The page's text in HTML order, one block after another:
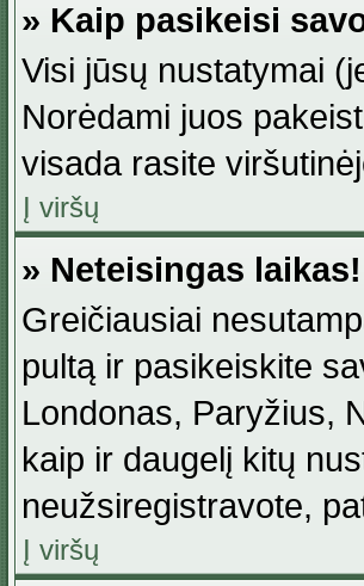
» Kaip pasikeisi
Visi jūsų nustatymai
Norėdami juos
visada rasite
Į viršų
» Neteisingas laikas!
Greičiausiai
pultą ir pasikeiskite
Londonas, Paryžius,
kaip ir daugelį kitų
neužsiregistravote,
Į viršų